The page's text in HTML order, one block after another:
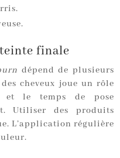
finale
dépend de plusieurs
cheveux joue un rôle
et le temps de pose
Utiliser des produits
L’application régulière